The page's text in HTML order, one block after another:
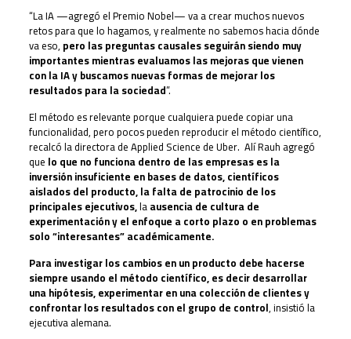
“La IA —agregó el Premio Nobel— va a crear muchos nuevos
retos para que lo hagamos, y realmente no sabemos hacia dónde
va eso, pero las preguntas causales seguirán siendo muy
importantes mientras evaluamos las mejoras que vienen
con la IA y buscamos nuevas formas de mejorar los
resultados para la sociedad”.
El método es relevante porque cualquiera puede copiar una
funcionalidad, pero pocos pueden reproducir el método científico,
recalcó la directora de Applied Science de Uber. Alí Rauh agregó
que lo que no funciona dentro de las empresas es la
inversión insuficiente en bases de datos, científicos
aislados del producto, la falta de patrocinio de los
principales ejecutivos,laausencia de cultura de
experimentación y el enfoque a corto plazo o en problemas
solo “interesantes” académicamente.
Para investigar los cambios en un producto debe hacerse
siempre usando el método científico, es decir desarrollar
una hipótesis, experimentar en una colección de clientes y
confrontar los resultados con el grupo de control, insistió la
ejecutiva alemana.